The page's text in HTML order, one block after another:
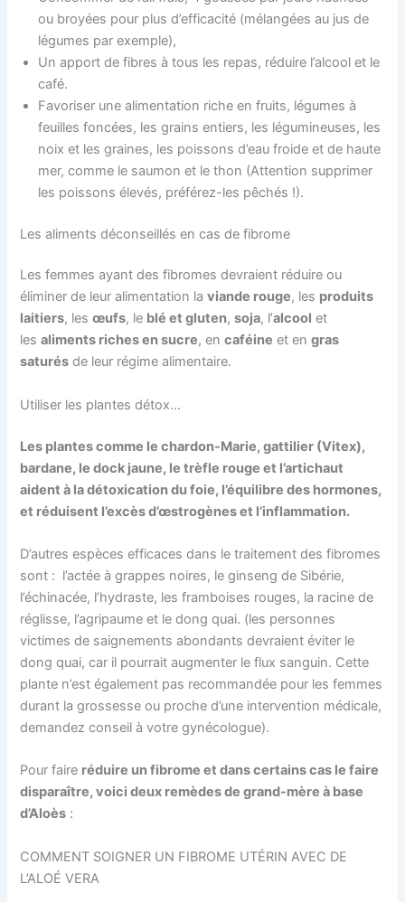
ou broyées pour plus d’efficacité (mélangées au jus de
légumes par exemple),
Un apport de fibres à tous les repas, réduire l’alcool et le
café.
Favoriser une alimentation riche en fruits, légumes à
feuilles foncées, les grains entiers, les légumineuses, les
noix et les graines, les poissons d’eau froide et de haute
mer, comme le saumon et le thon (Attention supprimer
les poissons élevés, préférez-les pêchés !).
Les aliments déconseillés en cas de fibrome
Les femmes ayant des fibromes devraient réduire ou
éliminer de leur alimentation laviande rouge, les produits
laitiers, lesœufs, le blé et gluten,soja, l’alcool et
lesaliments riches en sucre, encaféine et engras
saturés de leur régime alimentaire.
Utiliser les plantes détox…
Les plantes comme le chardon-Marie, gattilier (Vitex),
bardane, le dock jaune, le trèfle rouge et l’artichaut
aident à la détoxication du foie, l’équilibre des hormones,
et réduisent l’excès d’œstrogènes et l’inflammation.
D’autres espèces efficaces dans le traitement des fibromes
sont : l’actée à grappes noires, le ginseng de Sibérie,
l’échinacée, l’hydraste, les framboises rouges, la racine de
réglisse, l’agripaume et le dong quai. (les personnes
victimes de saignements abondants devraient éviter le
dong quai, car il pourrait augmenter le flux sanguin. Cette
plante n’est également pas recommandée pour les femmes
durant la grossesse ou proche d’une intervention médicale,
demandez conseil à votre gynécologue).
Pour faire réduire un fibrome et dans certains cas le faire
disparaître, voici deux remèdes de grand-mère à base
d’Aloès :
COMMENT SOIGNER UN FIBROME UTÉRIN AVEC DE
L’ALOÉ VERA